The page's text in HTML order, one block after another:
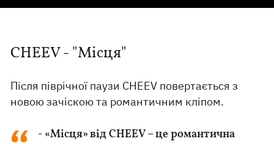
CHEEV - "Місця"
Після піврічної паузи CHEEV повертається з
новою зачіскою та романтичним кліпом.
- «Місця» від CHEEV – це романтична